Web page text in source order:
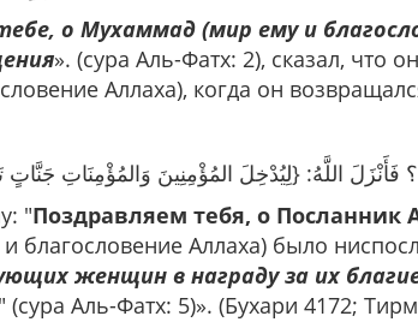
о Мухаммад (мир ему и
». (сура Аль-Фатх: 2), сказал, что
Аллаха), когда он
فَأَنْزَلَ اللَّهُ: {لِيُدْخِلَ المُؤْمِنِينَ وَالمُؤْمِنَاتِ جَنَّاتٍ
"Поздравляем тебя, о Посланник
благословение Аллаха) было
женщин в награду за их
" (сура Аль-Фатх: 5)». (Бухари 4172;